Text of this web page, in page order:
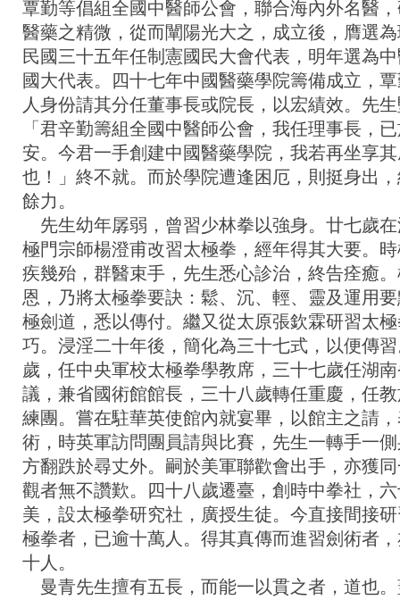
覃勤等倡組全國中醫師公會，聯合海內外名醫
醫藥之精微，從而闡陽光大之，成立後，膺選
民國三十五年任制憲國民大會代表，明年選為
國大代表。四十七年中國醫藥學院籌備成立，
人身份請其分任董事長或院長，以宏績效。先
「君辛勤籌組全國中醫師公會，我任理事長，
安。今君一手創建中國醫藥學院，我若再坐享
也！」終不就。而於學院遭逢困厄，則挺身出
餘力。
先生幼年孱弱，曾習少林拳以強身。廿七歲
極門宗師楊澄甫改習太極拳，經年得其大要。
疾幾殆，群醫束手，先生悉心診治，終告痊癒
恩，乃將太極拳要訣：鬆、沉、輕、靈及運用
極劍道，悉以傳付。繼又從太原張欽霖研習太
巧。浸淫二十年後，簡化為三十七式，以便傳
歲，任中央軍校太極拳學教席，三十七歲任湖
議，兼省國術館館長，三十八歲轉任重慶，任
練團。嘗在駐華英使館內就宴畢，以館主之請
術，時英軍訪問團員請與比賽，先生一轉手一
方翻跌於尋丈外。嗣於美軍聯歡會出手，亦獲
觀者無不讚歎。四十八歲遷臺，創時中拳社，
美，設太極拳研究社，廣授生徒。今直接間接
極拳者，已逾十萬人。得其真傳而進習劍術者
十人。
曼青先生擅有五長，而能一以貫之者，道也